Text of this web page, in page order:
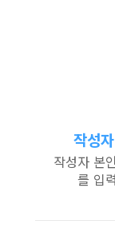
작성
작성자 본
를 입